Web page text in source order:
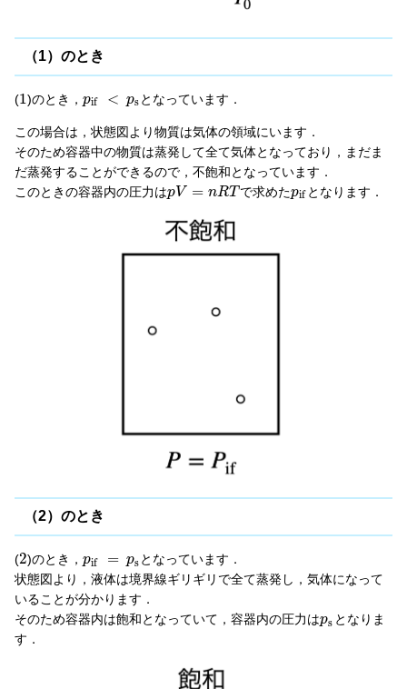
（1）のとき
(1)のとき，pif < ps となっています．
この場合は，状態図より物質は気体の領域にいます．
そのため容器中の物質は蒸発して全て気体となっており，まだま
だ蒸発することができるので，不飽和となっています．
このときの容器内の圧力はpV = nRT で求めたpif となります．
（2）のとき
(2)のとき，pif = ps となっています．
状態図より，液体は境界線ギリギリで全て蒸発し，気体になって
いることが分かります．
そのため容器内は飽和となっていて，容器内の圧力はps となりま
す．